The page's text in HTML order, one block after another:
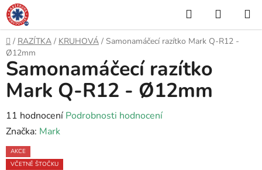
Přejít
na
obsah
Hledat
KOŠÍK
Domů
/ RAZÍTKA / KRUHOVÁ / Samonamáčecí razítko Mark Q-R12 -
Ø12mm
Samonamáčecí razítko
Mark Q-R12 - Ø12mm
Průměrné
hodnocení
produktu
je
11 hodnocení Podrobnosti hodnocení
Značka: Mark
AKCE
VČETNĚ ŠTOČKU